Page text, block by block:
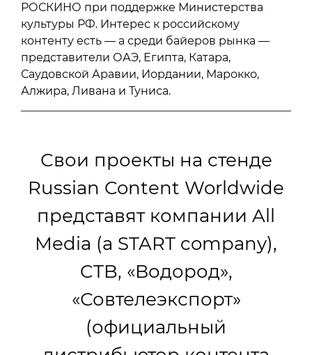
РОСКИНО при поддержке Министерства
культуры РФ. Интерес к российскому
контенту есть — а среди байеров рынка —
представители ОАЭ, Египта, Катара,
Саудовской Аравии, Иордании, Марокко,
Алжира, Ливана и Туниса.
Свои проекты на стенде
Russian Content Worldwide
представят компании All
Media (a START company),
CTB, «Водород»,
«Совтелеэкспорт»
(официальный